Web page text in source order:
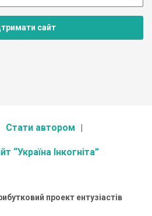
сайт
Стати автором
“Україна Інкогніта”
проект ентузіастів